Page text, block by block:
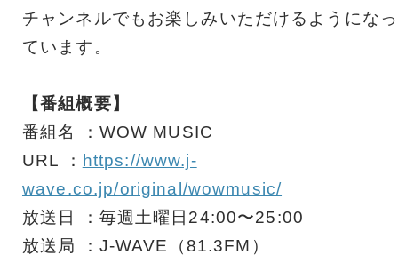
チャンネルでもお楽しみいただけるようになっ
ています。
【番組概要】
番組名 ：WOW MUSIC
URL ： https://www.j-
wave.co.jp/original/wowmusic/
放送日 ：毎週土曜日24:00〜25:00
放送局 ：J-WAVE（81.3FM）